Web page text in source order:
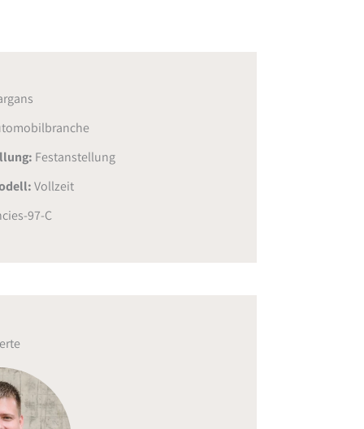
Festanstellung
Vollzeit
97-C